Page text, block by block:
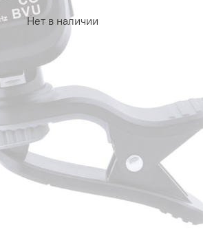
Нет в наличии